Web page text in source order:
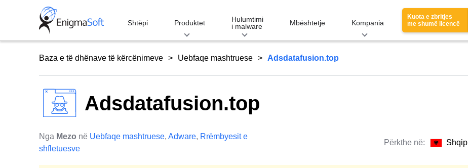
Shtëpi Produktet
Hulumtimi
i malware
Mbështetje Kompania
Kuota e zbritjes
me shumë licencë
Baza e të dhënave të kërcënimeve Uebfaqe mashtruese Adsdatafusion.top
Adsdatafusion.top
Nga Mezo në Uebfaqe mashtruese, Adware, Rrëmbyesit e
shfletuesve
Përkthe në: Shqip